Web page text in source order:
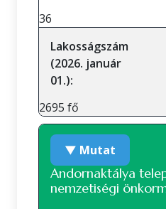
36
Lakosságszám
(2026. január
01.):
2695 fő
▼ Mutat
Andornaktálya
nemzetiségi